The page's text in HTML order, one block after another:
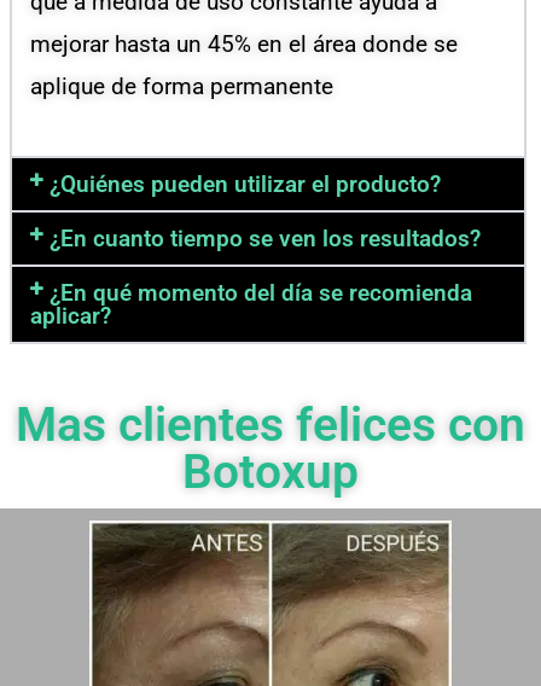
mejorar hasta un 45% en el área donde se
aplique de forma permanente
¿Quiénes pueden utilizar el producto?
¿En cuanto tiempo se ven los resultados?
¿En qué momento del día se recomienda
aplicar?
Mas clientes felices con
Botoxup